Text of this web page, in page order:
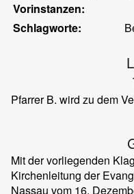
Vorinstanzen:
Schlagworte:
Pfarrer B. wird zu dem
Mit der vorliegenden
Kirchenleitung der
Nassau vom 16.